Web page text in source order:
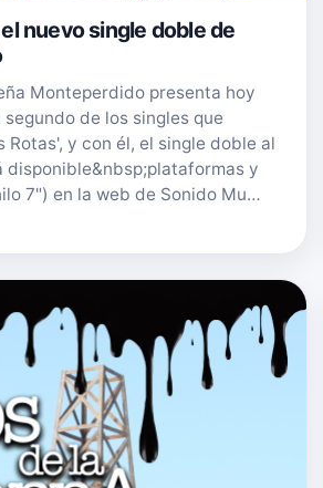
nuevo single doble de
Monteperdido presenta hoy
segundo de los singles que
Rotas', y con él, el single doble al
disponible&nbsp;plataformas y
7") en la web de Sonido Mu…